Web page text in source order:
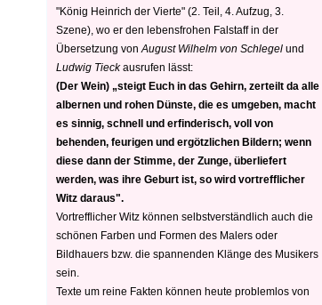
"König Heinrich der Vierte" (2. Teil, 4. Aufzug, 3.
Szene), wo er den lebensfrohen Falstaff in der
Übersetzung von August Wilhelm von Schlegel und
Ludwig Tieckausrufen lässt:
(Der Wein) „steigt Euch in das Gehirn, zerteilt da alle
albernen und rohen Dünste, die es umgeben, macht
es sinnig, schnell und erfinderisch, voll von
behenden, feurigen und ergötzlichen Bildern; wenn
diese dann der Stimme, der Zunge, überliefert
werden, was ihre Geburt ist, so wird vortrefflicher
Witz daraus".
Vortrefflicher Witz können selbstverständlich auch die
schönen Farben und Formen des Malers oder
Bildhauers bzw. die spannenden Klänge des Musikers
sein.
Texte um reine Fakten können heute problemlos von